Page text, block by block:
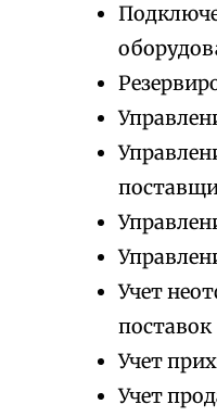
Учет
поставок
Учет
Учет